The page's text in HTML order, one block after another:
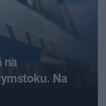
na
Na